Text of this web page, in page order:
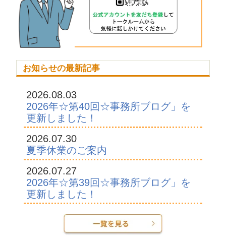
お知らせの最新記事
2026.08.03
2026年☆第40回☆事務所ブログ」を
更新しました！
2026.07.30
夏季休業のご案内
2026.07.27
2026年☆第39回☆事務所ブログ」を
更新しました！